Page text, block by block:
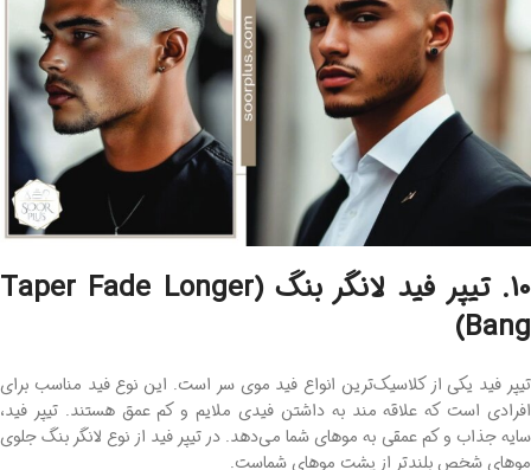
10. تیپر فید لانگر بنگ (Taper Fade Longer
Bang)
تیپر فید یکی از کلاسیک‌ترین انواع فید موی سر است. این نوع فید مناسب برای
افرادی است که علاقه ‌مند به داشتن فیدی ملایم و کم عمق هستند. تیپر فید،
سایه جذاب و کم عمقی به موهای شما می‌دهد. در تیپر فید از نوع لانگر بنگ جلوی
موهای شخص بلندتر از پشت موهای شماست.